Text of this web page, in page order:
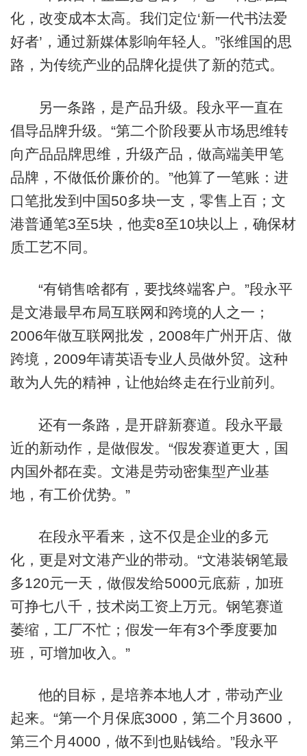
化，改变成本太高。我们定位‘新一代书法爱
好者’，通过新媒体影响年轻人。”张维国的思
路，为传统产业的品牌化提供了新的范式。
另一条路，是产品升级。段永平一直在
倡导品牌升级。“第二个阶段要从市场思维转
向产品品牌思维，升级产品，做高端美甲笔
品牌，不做低价廉价的。”他算了一笔账：进
口笔批发到中国50多块一支，零售上百；文
港普通笔3至5块，他卖8至10块以上，确保材
质工艺不同。
“有销售啥都有，要找终端客户。”段永平
是文港最早布局互联网和跨境的人之一；
2006年做互联网批发，2008年广州开店、做
跨境，2009年请英语专业人员做外贸。这种
敢为人先的精神，让他始终走在行业前列。
还有一条路，是开辟新赛道。段永平最
近的新动作，是做假发。“假发赛道更大，国
内国外都在卖。文港是劳动密集型产业基
地，有工价优势。”
在段永平看来，这不仅是企业的多元
化，更是对文港产业的带动。“文港装钢笔最
多120元一天，做假发给5000元底薪，加班
可挣七八千，技术岗工资上万元。钢笔赛道
萎缩，工厂不忙；假发一年有3个季度要加
班，可增加收入。”
他的目标，是培养本地人才，带动产业
起来。“第一个月保底3000，第二个月3600，
第三个月4000，做不到也贴钱给。”段永平